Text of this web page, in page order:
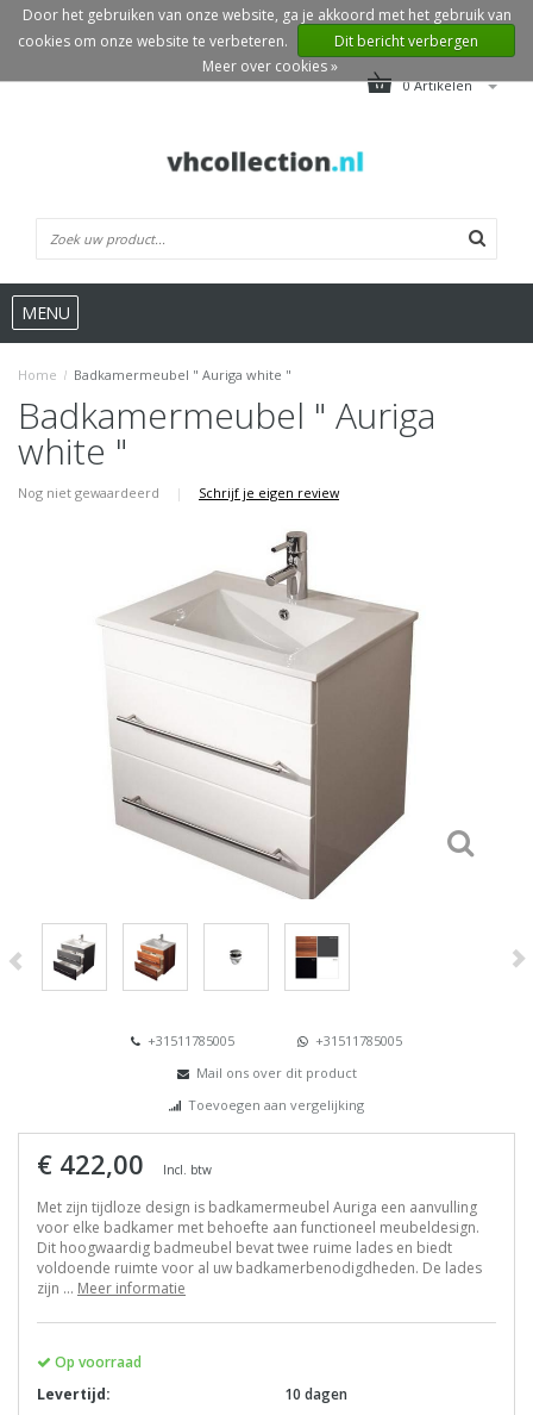
0 Artikelen
MENU
Home / Badkamermeubel " Auriga white "
Badkamermeubel " Auriga
white "
Nog niet gewaardeerd | Schrijf je eigen review
+31511785005
+31511785005
Mail ons over dit product
Toevoegen aan vergelijking
€ 422,00 Incl. btw
Met zijn tijdloze design is badkamermeubel Auriga een aanvulling
voor elke badkamer met behoefte aan functioneel meubeldesign.
Dit hoogwaardig badmeubel bevat twee ruime lades en biedt
voldoende ruimte voor al uw badkamerbenodigdheden. De lades
zijn ... Meer informatie
Op voorraad
Levertijd:
10 dagen
Door het gebruiken van onze website, ga je akkoord met het gebruik van
cookies om onze website te verbeteren.
Dit bericht verbergen
Meer over cookies »